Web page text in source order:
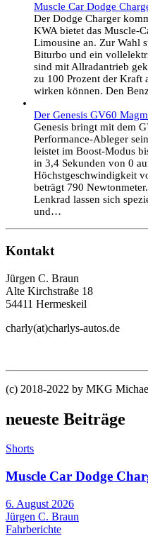
Muscle Car Dodge
Der Dodge Charger
KWA bietet das Muscle-
Limousine an. Zur Wahl
Biturbo und ein
sind mit Allradantrieb
zu 100 Prozent der Kraft
wirken können. Den
Der Genesis GV60
Genesis bringt mit dem
Performance-Ableger
leistet im Boost-Modus
in 3,4 Sekunden von 0
Höchstgeschwindigkeit
beträgt 790
Lenkrad lassen sich
und…
Kontakt
Jürgen C. Braun
Alte Kirchstraße 18
54411 Hermeskeil
charly(at)charlys-autos.de
(c) 2018-2022 by MKG
neueste Beiträge
Shorts
Muscle Car Dodge
6. August 2026
Jürgen C. Braun
Fahrberichte